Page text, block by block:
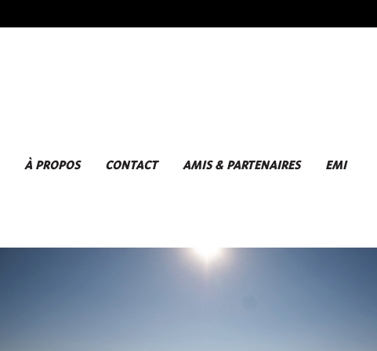
À PROPOS CONTACT AMIS & PARTENAIRES EMI